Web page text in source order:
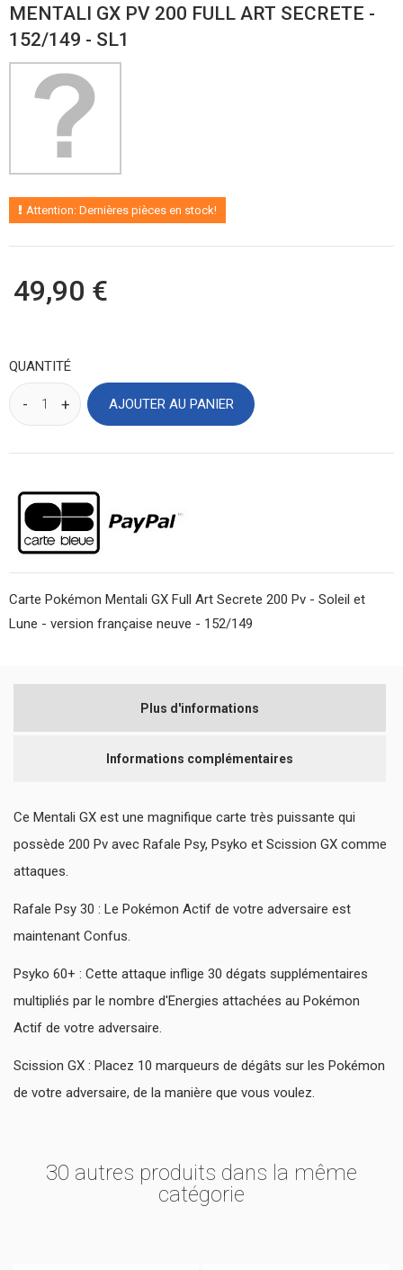
MENTALI GX PV 200 FULL ART SECRETE -
152/149 - SL1
Attention: Dernières pièces en stock!
49,90 €
QUANTITÉ
AJOUTER AU PANIER
Carte Pokémon Mentali GX Full Art Secrete 200 Pv - Soleil et
Lune - version française neuve - 152/149
Plus d'informations
Informations complémentaires
Ce Mentali GX est une magnifique carte très puissante qui
possède 200 Pv avec Rafale Psy, Psyko et Scission GX comme
attaques.
Rafale Psy 30 : Le Pokémon Actif de votre adversaire est
maintenant Confus.
Psyko 60+ : Cette attaque inflige 30 dégats supplémentaires
multipliés par le nombre d'Energies attachées au Pokémon
Actif de votre adversaire.
Scission GX : Placez 10 marqueurs de dégâts sur les Pokémon
de votre adversaire, de la manière que vous voulez.
30 autres produits dans la même
catégorie